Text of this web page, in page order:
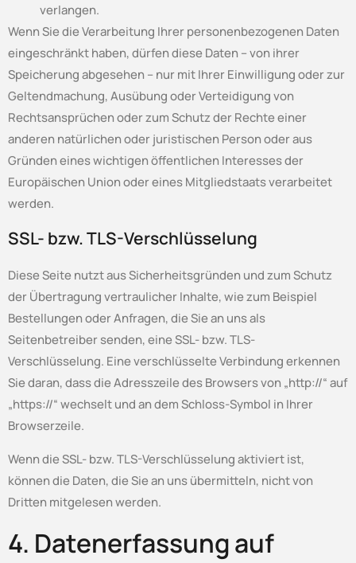
verlangen.
Wenn Sie die Verarbeitung Ihrer personenbezogenen Daten
eingeschränkt haben, dürfen diese Daten – von ihrer
Speicherung abgesehen – nur mit Ihrer Einwilligung oder zur
Geltendmachung, Ausübung oder Verteidigung von
Rechtsansprüchen oder zum Schutz der Rechte einer
anderen natürlichen oder juristischen Person oder aus
Gründen eines wichtigen öffentlichen Interesses der
Europäischen Union oder eines Mitgliedstaats verarbeitet
werden.
SSL- bzw. TLS-Verschlüsselung
Diese Seite nutzt aus Sicherheitsgründen und zum Schutz
der Übertragung vertraulicher Inhalte, wie zum Beispiel
Bestellungen oder Anfragen, die Sie an uns als
Seitenbetreiber senden, eine SSL- bzw. TLS-
Verschlüsselung. Eine verschlüsselte Verbindung erkennen
Sie daran, dass die Adresszeile des Browsers von „http://“ auf
„https://“ wechselt und an dem Schloss-Symbol in Ihrer
Browserzeile.
Wenn die SSL- bzw. TLS-Verschlüsselung aktiviert ist,
können die Daten, die Sie an uns übermitteln, nicht von
Dritten mitgelesen werden.
4. Datenerfassung auf